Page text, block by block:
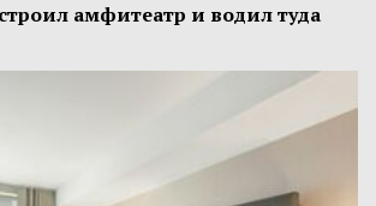
амфитеатр и водил туда